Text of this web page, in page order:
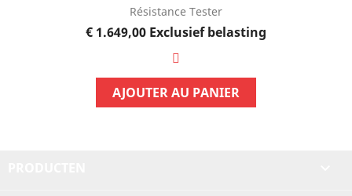
Résistance Tester
Prijs
€ 1.649,00 Exclusief belasting
AJOUTER AU PANIER